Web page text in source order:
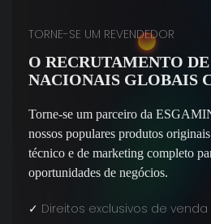
TORNE-SE UM REVENDEDOR
O RECRUTAMENTO
NACIONAIS GLOBAIS
Torne-se um parceiro da
nossos populares produtos
técnico e de marketing completo
oportunidades de negócios.
✓ Direitos exclusivos de